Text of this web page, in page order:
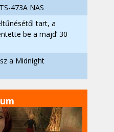
473A NAS
tart, a
be a majd’ 30
a Midnight